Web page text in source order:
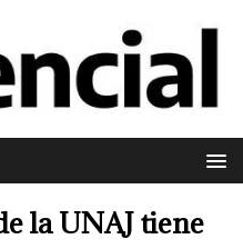
la UNAJ tiene